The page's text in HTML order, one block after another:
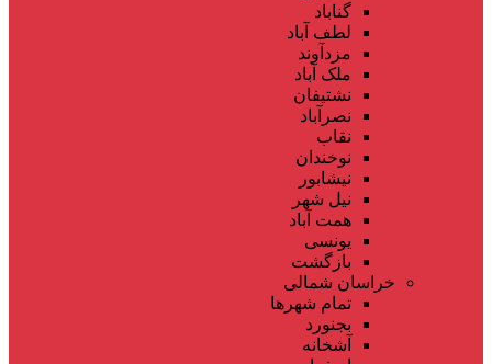
گناباد
لطف آباد
مزدآوند
ملک آباد
نشتیفان
نصرآباد
نقاب
نوخندان
نیشابور
نیل شهر
همت آباد
یونسی
بازگشت
خراسان شمالی
تمام شهر‌ها
بجنورد
آشخانه